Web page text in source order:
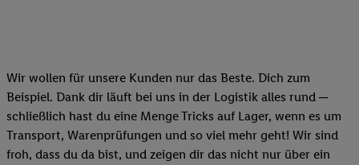
Wir wollen für unsere Kunden nur das Beste. Dich zum
Beispiel. Dank dir läuft bei uns in der Logistik alles rund ─
schließlich hast du eine Menge Tricks auf Lager, wenn es um
Transport, Warenprüfungen und so viel mehr geht! Wir sind
froh, dass du da bist, und zeigen dir das nicht nur über ein